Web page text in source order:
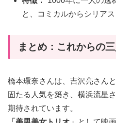
と、コミカルからシリア
まとめ：これからの
橋本環奈さんは、吉沢亮さん
固たる人気を築き、横浜流星
期待されています。